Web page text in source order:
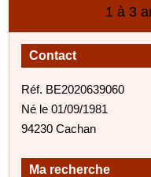
1 à 3
Contact
Réf. BE2020639060
Né le 01/09/1981
94230 Cachan
Ma recherche